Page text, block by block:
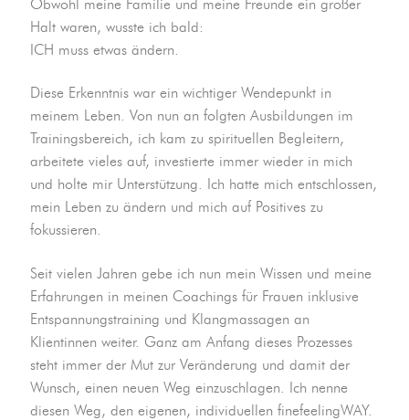
Obwohl meine Familie und meine Freunde ein großer
Halt waren, wusste ich bald:
ICH muss etwas ändern.
Diese Erkenntnis war ein wichtiger Wendepunkt in
meinem Leben. Von nun an folgten Ausbildungen im
Trainingsbereich, ich kam zu spirituellen Begleitern,
arbeitete vieles auf, investierte immer wieder in mich
und holte mir Unterstützung. Ich hatte mich entschlossen,
mein Leben zu ändern und mich auf Positives zu
fokussieren.
Seit vielen Jahren gebe ich nun mein Wissen und meine
Erfahrungen in meinen Coachings für Frauen inklusive
Entspannungstraining und Klangmassagen an
Klientinnen weiter. Ganz am Anfang dieses Prozesses
steht immer der Mut zur Veränderung und damit der
Wunsch, einen neuen Weg einzuschlagen. Ich nenne
diesen Weg, den eigenen, individuellen finefeelingWAY.